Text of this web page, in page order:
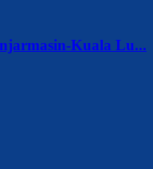
Kuala Lu...